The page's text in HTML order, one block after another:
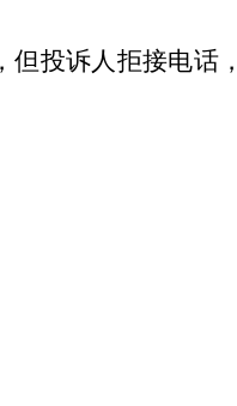
投诉人拒接电话